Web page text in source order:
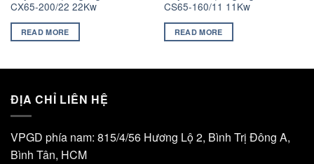
CX65-200/22 22Kw
READ MORE
CS65-160/11 11Kw
READ MORE
ĐỊA CHỈ LIÊN HỆ
VPGD phía nam: 815/4/56 Hương Lộ 2, Bình Trị Đông A,
Bình Tân, HCM